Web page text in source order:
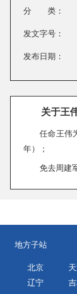
分 类：
发文字号：
发布日期：
关于王
任命王伟
年）；
免去周建
地方子站
北京
辽宁